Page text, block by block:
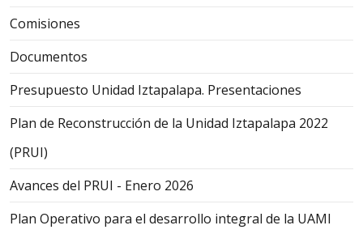
Comisiones
Documentos
Presupuesto Unidad Iztapalapa. Presentaciones
Plan de Reconstrucción de la Unidad Iztapalapa 2022
(PRUI)
Avances del PRUI - Enero 2026
Plan Operativo para el desarrollo integral de la UAMI